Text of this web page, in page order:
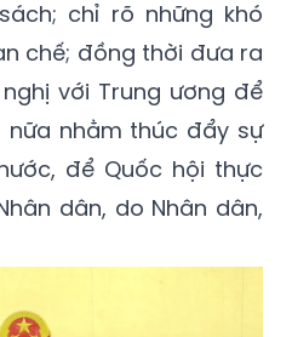
chỉ rõ những khó
chế; đồng thời đưa ra
với Trung ương để
nhằm thúc đẩy sự
để Quốc hội thực
dân, do Nhân dân,